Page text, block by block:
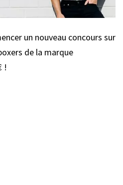
un nouveau concours sur
de la marque
!